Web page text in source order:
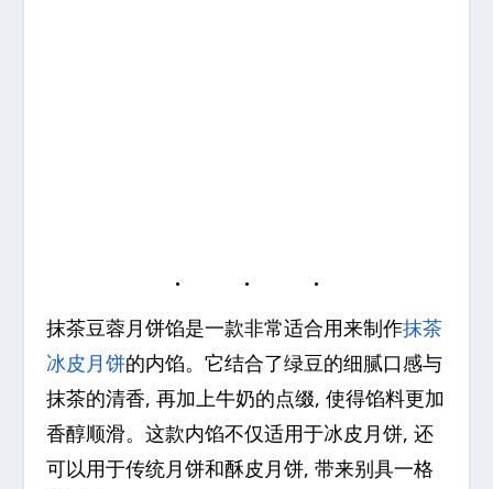
抹茶豆蓉月饼馅是一款非常适合用来制作抹茶
冰皮月饼的内馅。它结合了绿豆的细腻口感与
抹茶的清香, 再加上牛奶的点缀, 使得馅料更加
香醇顺滑。这款内馅不仅适用于冰皮月饼, 还
可以用于传统月饼和酥皮月饼, 带来别具一格